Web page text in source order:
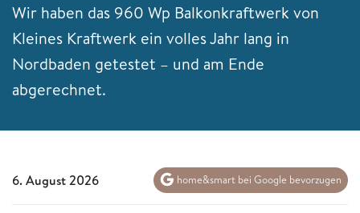
Wir haben das 960 Wp Balkonkraftwerk von
Kleines Kraftwerk ein volles Jahr lang in
Nordbaden getestet – und am Ende
abgerechnet.
6. August 2026 home&smart bei Google bevorzugen